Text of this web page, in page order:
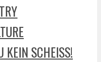
KEIN SCHEISS!